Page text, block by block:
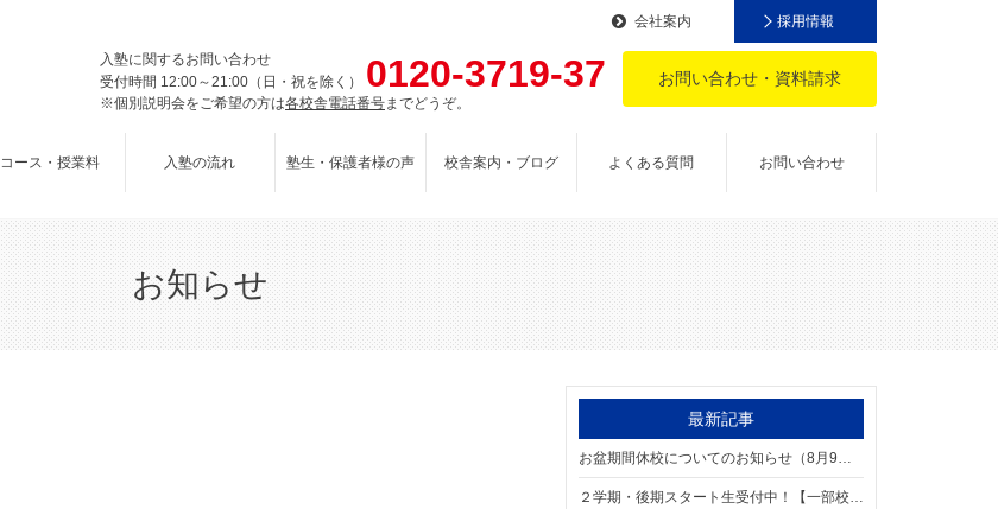
入塾に関するお問い合わせ
受付時間 12:00～21:00（日・祝を除く） 0120-3719-37
※個別説明会をご希望の方は各校舎電話番号までどうぞ。
お問い合わせ・資料請求
コース・授業料 入塾の流れ 塾生・保護者様の声 校舎案内・ブログ よくある質問 お問い合わせ
会社案内 採用情報
お知らせ
最新記事
お盆期間休校についてのお知らせ（8月9日～16日）
２学期・後期スタート生受付中！【一部校舎・学年は満席です】